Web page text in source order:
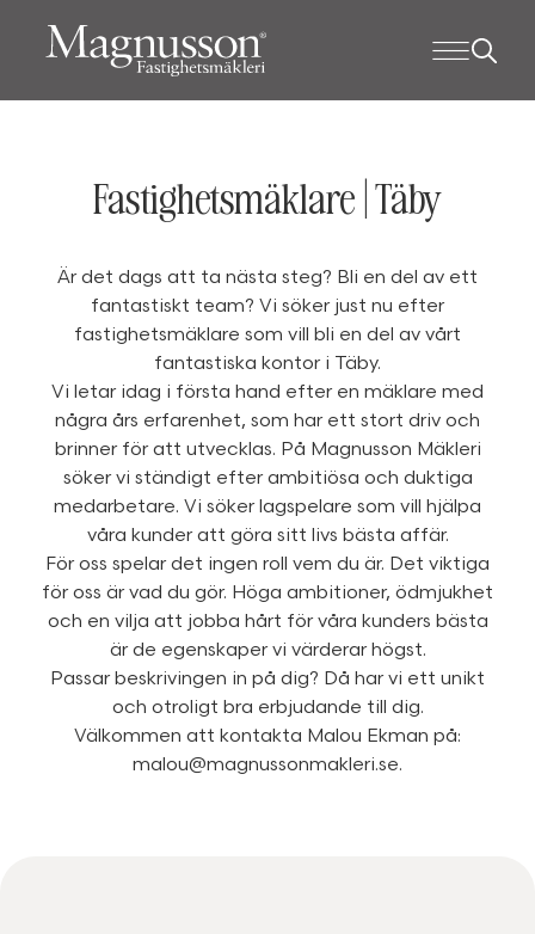
Fastighetsmäklare | Täby
Är det dags att ta nästa steg? Bli en del av ett
fantastiskt team? Vi söker just nu efter
fastighetsmäklare som vill bli en del av vårt
fantastiska kontor i Täby.
Vi letar idag i första hand efter en mäklare med
några års erfarenhet, som har ett stort driv och
brinner för att utvecklas. På Magnusson Mäkleri
söker vi ständigt efter ambitiösa och duktiga
medarbetare. Vi söker lagspelare som vill hjälpa
våra kunder att göra sitt livs bästa affär.
För oss spelar det ingen roll vem du är. Det viktiga
för oss är vad du gör. Höga ambitioner, ödmjukhet
och en vilja att jobba hårt för våra kunders bästa
är de egenskaper vi värderar högst.
Passar beskrivingen in på dig? Då har vi ett unikt
och otroligt bra erbjudande till dig.
Välkommen att kontakta Malou Ekman på:
malou@magnussonmakleri.se.